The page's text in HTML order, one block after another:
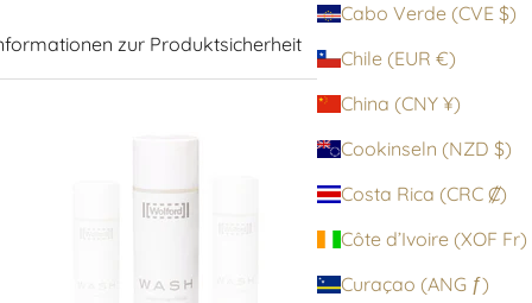
Cabo Verde (CVE $)
Chile (EUR €)
China (CNY ¥)
Cookinseln (NZD $)
Costa Rica (CRC ₡)
Côte d’Ivoire (XOF Fr)
Curaçao (ANG ƒ)
zur Produktsicherheit